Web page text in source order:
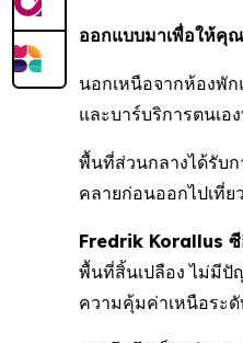
ออกแบบมาเพื่อให้คุ
นอกเหนือจากห้องพั
และบาร์บริการตนเอ
พื้นที่ส่วนกลางได้รับ
คลายก่อนออกไปเที่ย
Fredrik Korallus
พื้นที่สิ้นเปลือง ไม่มีปั
ความคุ้มค่าเหนือระ